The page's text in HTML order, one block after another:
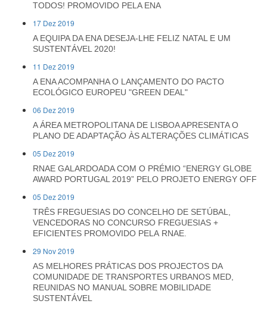
TODOS! PROMOVIDO PELA ENA
17 Dez 2019
A EQUIPA DA ENA DESEJA-LHE FELIZ NATAL E UM
SUSTENTÁVEL 2020!
11 Dez 2019
A ENA ACOMPANHA O LANÇAMENTO DO PACTO
ECOLÓGICO EUROPEU "GREEN DEAL"
06 Dez 2019
A ÁREA METROPOLITANA DE LISBOA APRESENTA O
PLANO DE ADAPTAÇÃO ÀS ALTERAÇÕES CLIMÁTICAS
05 Dez 2019
RNAE GALARDOADA COM O PRÉMIO “ENERGY GLOBE
AWARD PORTUGAL 2019” PELO PROJETO ENERGY OFF
05 Dez 2019
TRÊS FREGUESIAS DO CONCELHO DE SETÚBAL,
VENCEDORAS NO CONCURSO FREGUESIAS +
EFICIENTES PROMOVIDO PELA RNAE.
29 Nov 2019
AS MELHORES PRÁTICAS DOS PROJECTOS DA
COMUNIDADE DE TRANSPORTES URBANOS MED,
REUNIDAS NO MANUAL SOBRE MOBILIDADE
SUSTENTÁVEL